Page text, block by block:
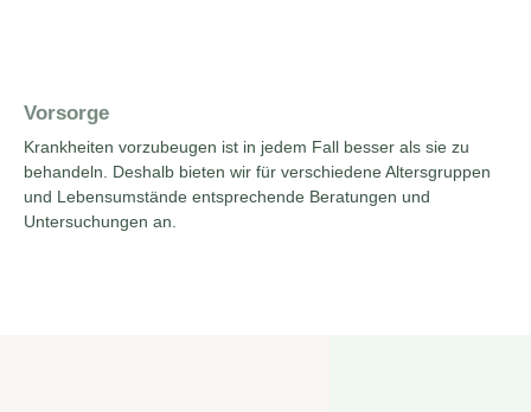
Vorsorge
Krankheiten vorzubeugen ist in jedem Fall besser als sie zu
behandeln. Deshalb bieten wir für verschiedene Altersgruppen
und Lebensumstände entsprechende Beratungen und
Untersuchungen an.